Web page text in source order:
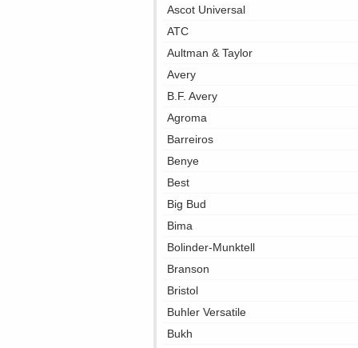
Ascot Universal
ATC
Aultman & Taylor
Avery
B.F. Avery
Agroma
Barreiros
Benye
Best
Big Bud
Bima
Bolinder-Munktell
Branson
Bristol
Buhler Versatile
Bukh